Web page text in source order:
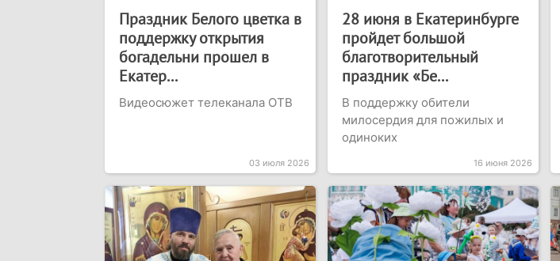
Праздник Белого цветка в
поддержку открытия
богадельни прошел в
Екатер...
Видеосюжет телеканала ОТВ
03 июля 2026
28 июня в Екатеринбурге
пройдет большой
благотворительный
праздник «Бе...
В поддержку обители
милосердия для пожилых и
одиноких
16 июня 2026